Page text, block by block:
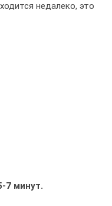
недалеко, это
7 минут.